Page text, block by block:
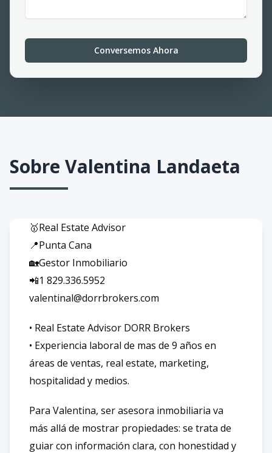
Conversemos Ahora
Sobre Valentina Landaeta
🥇Real Estate Advisor
📍Punta Cana
🏡Gestor Inmobiliario
📲1 829.336.5952
valentinal@dorrbrokers.com
•⁠ ⁠Real Estate Advisor DORR Brokers
•⁠ ⁠Experiencia laboral de mas de 9 años en
áreas de ventas, real estate, marketing,
hospitalidad y medios.
Para Valentina, ser asesora inmobiliaria va
más allá de mostrar propiedades: se trata de
guiar con información clara, con honestidad y